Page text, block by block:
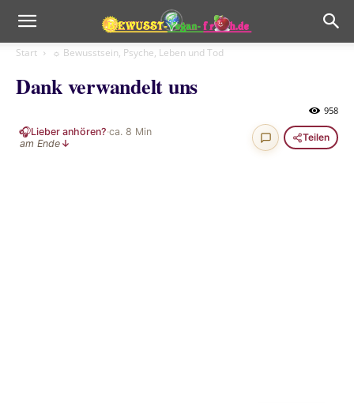
Start ☼ Bewusstsein, Psyche, Leben und Tod
Dank verwandelt uns
958
🎧Lieber anhören?·ca. 8 Min
am Ende ↓
Teilen